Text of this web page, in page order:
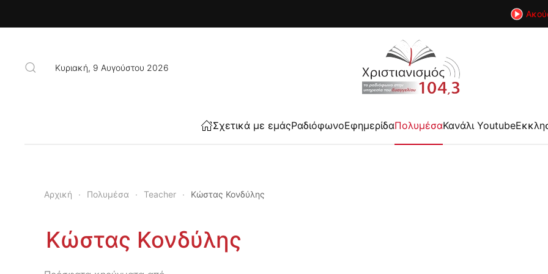
Κυριακή, 9 Αυγούστου 2026
Σχετικά με εμάςΡαδιόφωνοΕφημερίδαΠολυμέσαΚανάλι Youtube
Αρχική Πολυμέσα Teacher Κώστας Κονδύλης
Κώστας Κονδύλης